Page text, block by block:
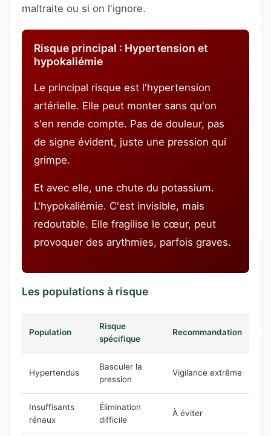
maltraite ou si on l'ignore.
Risque principal : Hypertension et
hypokaliémie
Le principal risque est l'hypertension
artérielle. Elle peut monter sans qu'on
s'en rende compte. Pas de douleur, pas
de signe évident, juste une pression qui
grimpe.
Et avec elle, une chute du potassium.
L'hypokaliémie. C'est invisible, mais
redoutable. Elle fragilise le cœur, peut
provoquer des arythmies, parfois graves.
Les populations à risque
Population
Risque
spécifique
Recommandation
Hypertendus
Basculer la
pression
Vigilance extrême
Insuffisants
rénaux
Élimination
difficile
À éviter